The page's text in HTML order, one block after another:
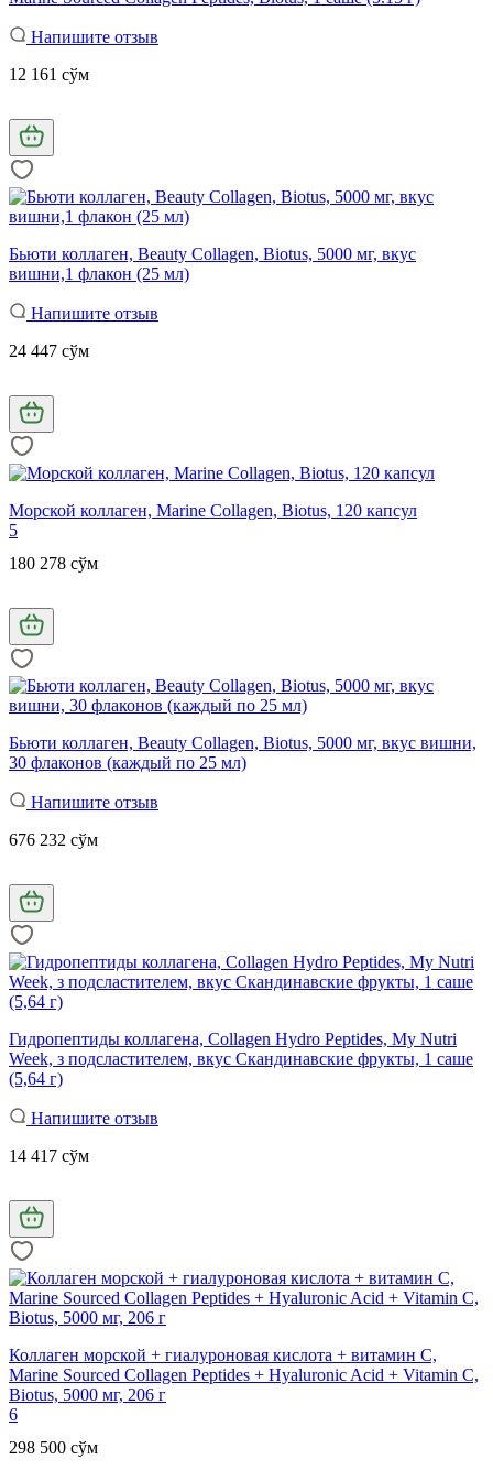
Напишите отзыв
12 161 сўм
Бьюти коллаген, Beauty Collagen, Biotus, 5000 мг, вкус
вишни,1 флакон (25 мл)
Напишите отзыв
24 447 сўм
Морской коллаген, Marine Collagen, Biotus, 120 капсул
5
180 278 сўм
Бьюти коллаген, Beauty Collagen, Biotus, 5000 мг, вкус вишни,
30 флаконов (каждый по 25 мл)
Напишите отзыв
676 232 сўм
Гидропептиды коллагена, Collagen Hydro Peptides, My Nutri
Week, з подсластителем, вкус Скандинавские фрукты, 1 саше
(5,64 г)
Напишите отзыв
14 417 сўм
Коллаген морской + гиалуроновая кислота + витамин С,
Marine Sourced Collagen Peptides + Hyaluronic Acid + Vitamin C,
Biotus, 5000 мг, 206 г
6
298 500 сўм